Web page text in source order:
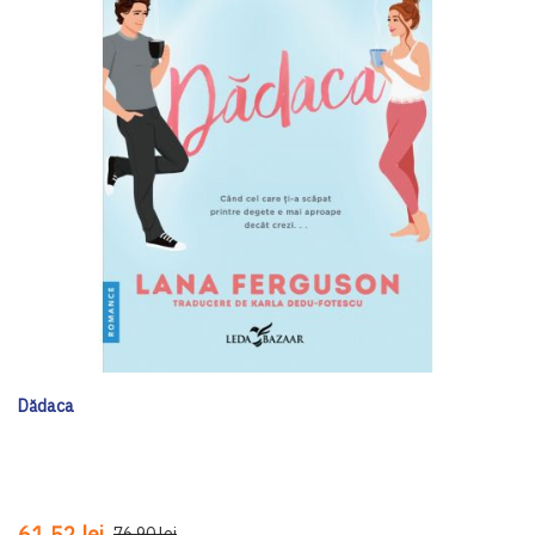
Dădaca